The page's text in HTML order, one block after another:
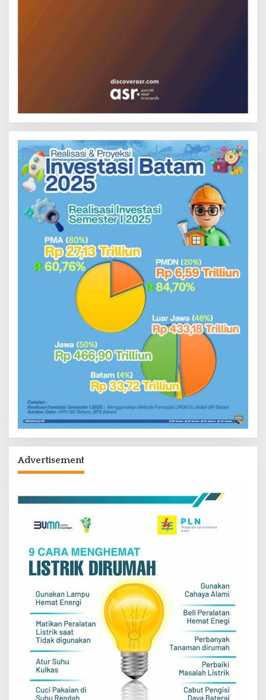
Advertisement